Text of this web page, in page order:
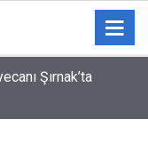
Habur Tepkisi:
Eziyete Dönüştü"